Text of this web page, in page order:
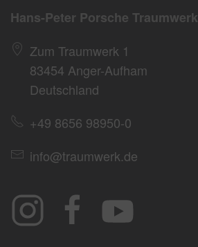
Hans-Peter Porsche Traumwerk
Zum Traumwerk 1
83454 Anger-Aufham
Deutschland
+49 8656 98950-0
info@traumwerk.de